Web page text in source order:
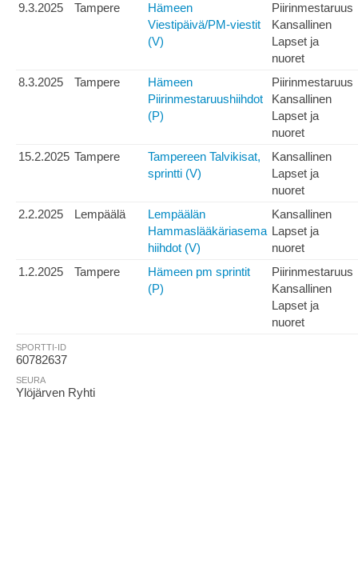
9.3.2025 Tampere
Hämeen
Viestipäivä/PM-viestit
(V)
Piirinmestaruus
Kansallinen
Lapset ja
nuoret
8.3.2025
Tampere
Hämeen
Piirinmestaruushiihdot
(P)
Piirinmestaruus
Kansallinen
Lapset ja
nuoret
15.2.2025 Tampere
Tampereen Talvikisat,
sprintti (V)
Kansallinen
Lapset ja
nuoret
2.2.2025
Lempäälä
Lempäälän
Hammaslääkäriasema
hiihdot (V)
Kansallinen
Lapset ja
nuoret
1.2.2025
Tampere
Hämeen pm sprintit
(P)
Piirinmestaruus
Kansallinen
Lapset ja
nuoret
SPORTTI-ID
60782637
SEURA
Ylöjärven Ryhti